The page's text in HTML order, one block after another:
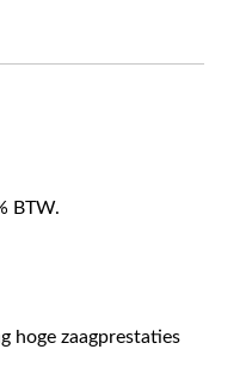
BTW.
hoge zaagprestaties